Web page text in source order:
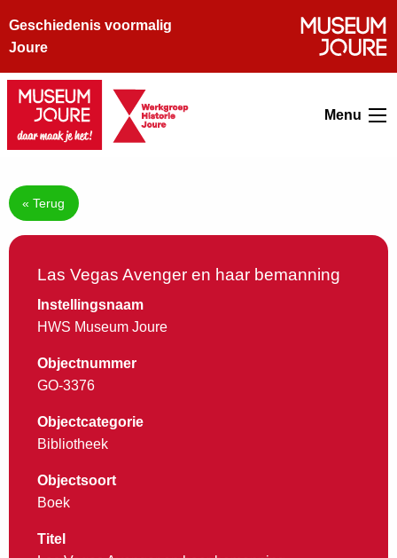
Geschiedenis voormalig
Joure
Menu
« Terug
Las Vegas Avenger en haar bemanning
Instellingsnaam
HWS Museum Joure
Objectnummer
GO-3376
Objectcategorie
Bibliotheek
Objectsoort
Boek
Titel